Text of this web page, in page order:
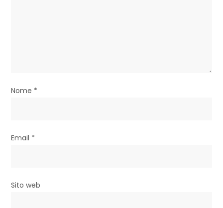
o
Nome *
Email *
Sito web